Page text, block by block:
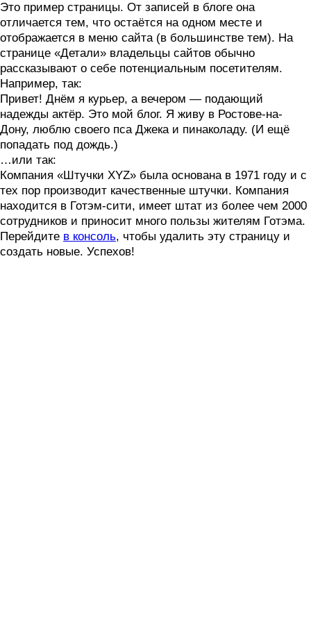
Это пример страницы. От записей в блоге она
отличается тем, что остаётся на одном месте и
отображается в меню сайта (в большинстве тем). На
странице «Детали» владельцы сайтов обычно
рассказывают о себе потенциальным посетителям.
Например, так:
Привет! Днём я курьер, а вечером — подающий
надежды актёр. Это мой блог. Я живу в Ростове-на-
Дону, люблю своего пса Джека и пинаколаду. (И ещё
попадать под дождь.)
…или так:
Компания «Штучки XYZ» была основана в 1971 году и с
тех пор производит качественные штучки. Компания
находится в Готэм-сити, имеет штат из более чем 2000
сотрудников и приносит много пользы жителям Готэма.
Перейдите в консоль, чтобы удалить эту страницу и
создать новые. Успехов!